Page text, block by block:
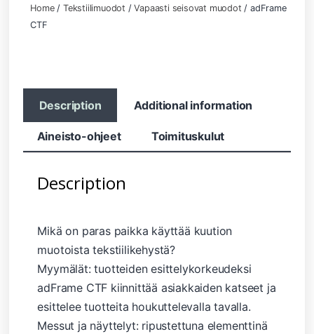
Home/Tekstiilimuodot /Vapaasti seisovat muodot / adFrame
CTF
Description Additional information
Aineisto-ohjeet Toimituskulut
Description
Mikä on paras paikka käyttää kuution
muotoista tekstiilikehystä?
Myymälät: tuotteiden esittelykorkeudeksi
adFrame CTF kiinnittää asiakkaiden katseet ja
esittelee tuotteita houkuttelevalla tavalla.
Messut ja näyttelyt: ripustettuna elementtinä